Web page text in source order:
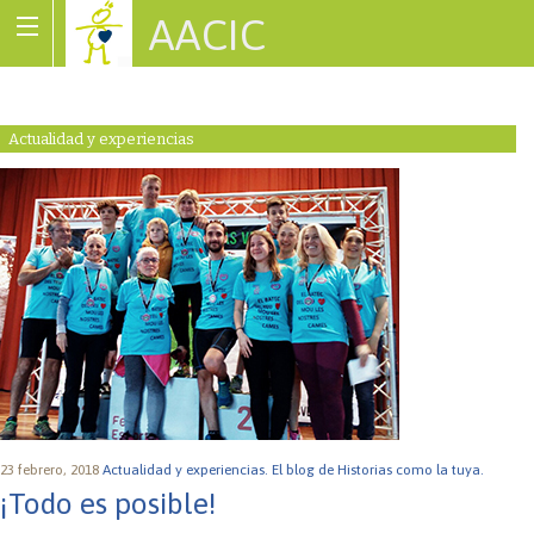
AACIC
Actualidad y experiencias
23 febrero, 2018 Actualidad y experiencias. El blog de Historias como la tuya.
¡Todo es posible!